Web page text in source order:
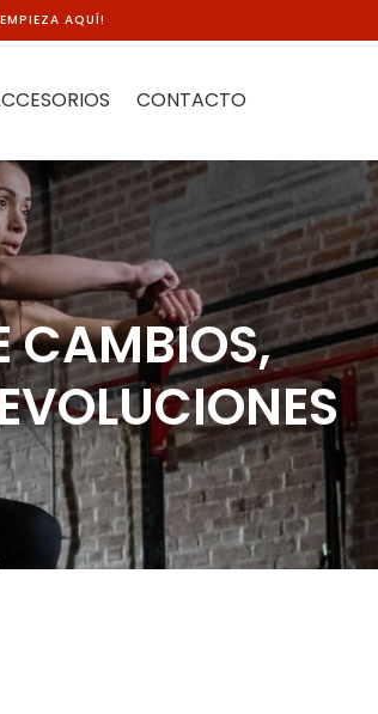
AQUÍ!
CONTACTO
CAMBIOS,